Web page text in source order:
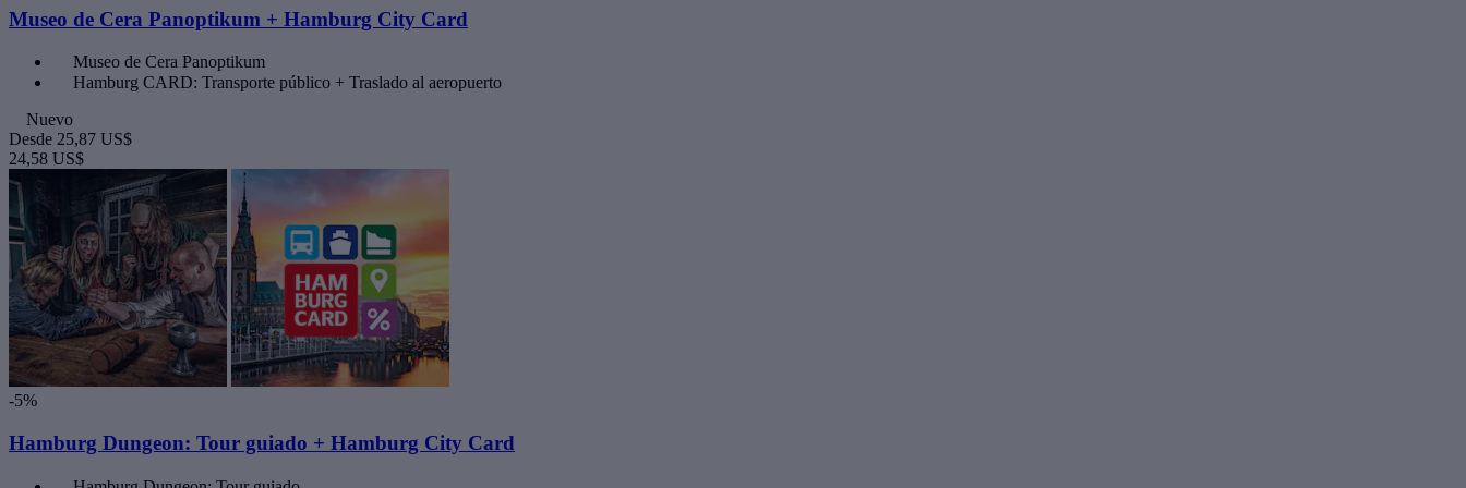
Museo de Cera Panoptikum + Hamburg City Card
Museo de Cera Panoptikum
Hamburg CARD: Transporte público + Traslado al aeropuerto
Nuevo
Desde 25,87 US$
24,58 US$
-5%
Hamburg Dungeon: Tour guiado + Hamburg City Card